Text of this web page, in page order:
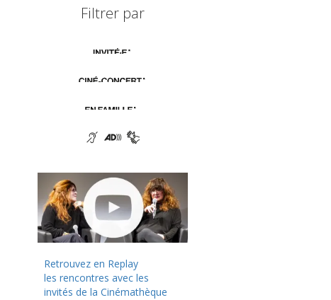
Filtrer par
Retrouvez en Replay
les rencontres avec les
invités de la Cinémathèque